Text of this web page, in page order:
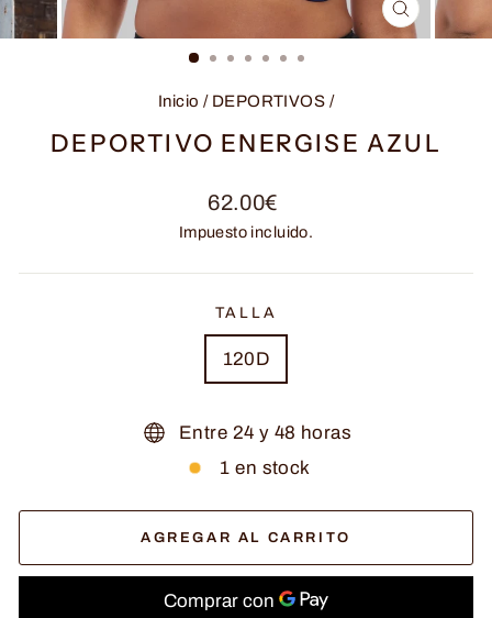
CERRAR
(ESC)
Inicio / DEPORTIVOS /
DEPORTIVO ENERGISE AZUL
Precio
habitual
62.00€
Impuesto incluido.
TALLA
120D
Entre 24 y 48 horas
1 en stock
AGREGAR AL CARRITO